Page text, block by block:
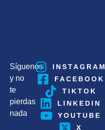
Síguenos
y no
te
pierdas
nada
INSTAGRAM
FACEBOOK
TIKTOK
LINKEDIN
YOUTUBE
X